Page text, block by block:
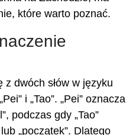
które warto poznać.
z dwóch słów w języku
i „Tao”. „Pei” oznacza
podczas gdy „Tao”
„początek”. Dlatego